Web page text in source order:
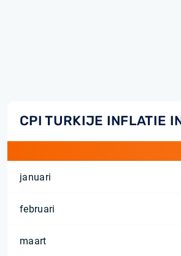
CPI TURKIJE INFLATIE
januari
februari
maart